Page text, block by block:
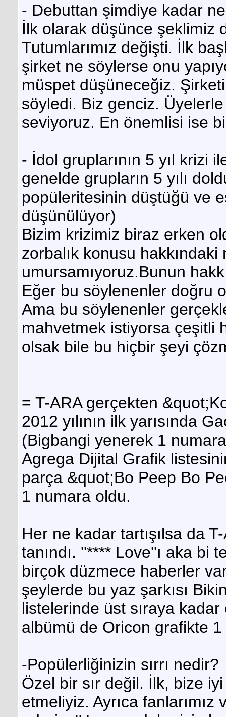
- Debuttan şimdiye kadar
İlk olarak düşünce şeklimiz
Tutumlarımız değişti. İlk
şirket ne söylerse onu
müspet düşüneceğiz.
söyledi. Biz genciz.
seviyoruz. En önemlisi ise
- İdol gruplarının 5 yıl krizi
genelde grupların 5 yılı
popüleritesinin düştüğü ve
düşünülüyor)
Bizim krizimiz biraz erken
zorbalık konusu
umursamıyoruz.Bunun
Eğer bu söylenenler doğru
Ama bu söylenenler
mahvetmek istiyorsa çeşitli
olsak bile bu hiçbir şeyi
= T-ARA gerçekten
2012 yılının ilk yarısında
(Bigbangi yenerek 1
Agrega Dijital Grafik
parça &quot;Bo Peep Bo
1 numara oldu.
Her ne kadar tartışılsa da
tanındı. ''**** Love''ı aka bi
birçok düzmece haberler
şeylerde bu yaz şarkısı
listelerinde üst sıraya kadar
albümü de Oricon grafikte
-Popülerliğinizin sırrı nedir?
Özel bir sır değil. İlk, bize
etmeliyiz. Ayrıca